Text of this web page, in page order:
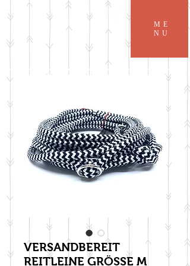
ME
NU
VERSANDBEREIT
REITLEINE GRÖSSE M